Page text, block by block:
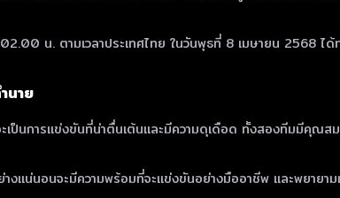
น. ตามเวลาประเทศไทย ในวันพุธที่ 8 เมษายน 2568
นาย
เป็นการแข่งขันที่น่าตื่นเต้นและมีความดุเดือด ทั้งสองทีมมีคุณ
แน่นอนจะมีความพร้อมที่จะแข่งขันอย่างมืออาชีพ และพยายาม